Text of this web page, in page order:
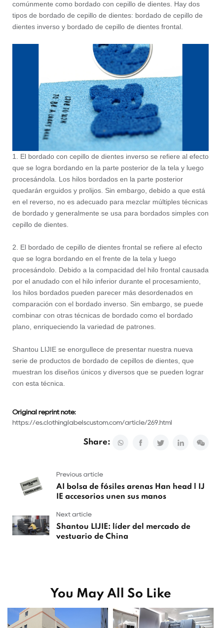
comúnmente como bordado con cepillo de dientes. Hay dos
tipos de bordado de cepillo de dientes: bordado de cepillo de
dientes inverso y bordado de cepillo de dientes frontal.
1. El bordado con cepillo de dientes inverso se refiere al efecto
que se logra bordando en la parte posterior de la tela y luego
procesándola. Los hilos bordados en la parte posterior
quedarán erguidos y prolijos. Sin embargo, debido a que está
en el reverso, no es adecuado para mezclar múltiples técnicas
de bordado y generalmente se usa para bordados simples con
cepillo de dientes.
2. El bordado de cepillo de dientes frontal se refiere al efecto
que se logra bordando en el frente de la tela y luego
procesándolo. Debido a la compacidad del hilo frontal causada
por el anudado con el hilo inferior durante el procesamiento,
los hilos bordados pueden parecer más desordenados en
comparación con el bordado inverso. Sin embargo, se puede
combinar con otras técnicas de bordado como el bordado
plano, enriqueciendo la variedad de patrones.
Shantou LIJIE se enorgullece de presentar nuestra nueva
serie de productos de bordado de cepillos de dientes, que
muestran los diseños únicos y diversos que se pueden lograr
con esta técnica.
Original reprint note:
https://es.clothinglabelscustom.com/article/269.html
Share:
Previous article
AI bolsa de fósiles arenas Han head l IJ
IE accesorios unen sus manos
Next article
Shantou LIJIE: líder del mercado de
vestuario de China
You May All So Like